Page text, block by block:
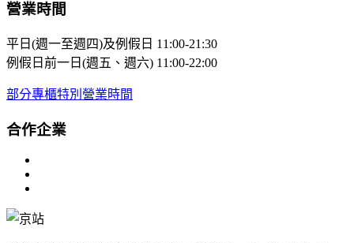
營業時間
平日(週一至週四)及例假日 11:00-21:30
例假日前一日(週五、週六) 11:00-22:00
部分專櫃特別營業時間
合作企業